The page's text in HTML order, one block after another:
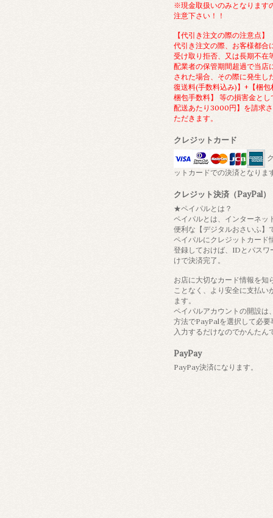
※現金取扱いのみとなります
注意下さい！！
【代引き注文の際の注意点】
代引き注文の際、お客様都合
受け取り拒否、又は長期不在
配業者の保管期間超過で当店
された場合、その際に発生し
復送料(手数料込み)】+【梱包
梱包手数料】 等の損害金とし
配送あたり3000円】を請求
ただきます。
クレジットカード
ットカードでの決済となりま
クレジット決済（PayPal）
★ペイパルとは？
ペイパルとは、インターネッ
便利な【デジタルおさいふ】
ペイパルにクレジットカード
登録しておけば、IDとパスワ
けで決済完了。
お店に大切なカード情報を知
ことなく、より安全に支払い
ます。
ペイパルアカウントの開設は
方法でPayPalを選択して必要
入力するだけなのでかんたん
PayPay
PayPay決済になります。